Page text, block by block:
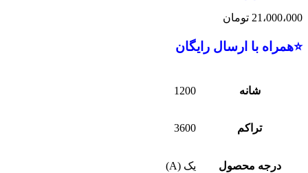
21،000،000 تومان
⭐همراه با ارسال رایگان
شانه 1200
تراکم 3600
درجه محصول یک (A)